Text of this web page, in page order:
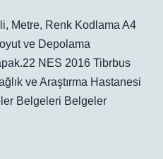
Metre, Renk Kodlama A4
ve Depolama
NES 2016 Tibrbus
ve Araştırma Hastanesi
Belgeleri Belgeler